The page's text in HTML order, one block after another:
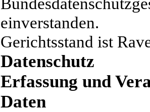
einverstanden.
Gerichtsstand ist
Datenschutz
Erfassung und
Daten